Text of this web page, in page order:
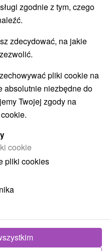
zgodnie z tym, czego
zdecydować, na jakie
pliki cookie na
absolutnie niezbędne do
Twojej zgody na
cookie
pliki cookies